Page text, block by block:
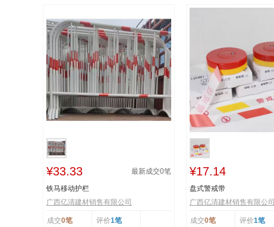
¥33.33 最新成交0笔
铁马移动护栏
广西亿清建材销售有限公司
成交0笔 评价1笔
¥17.14
盘式警戒带
广西亿清建材销售有限公司
成交0笔 评价1笔